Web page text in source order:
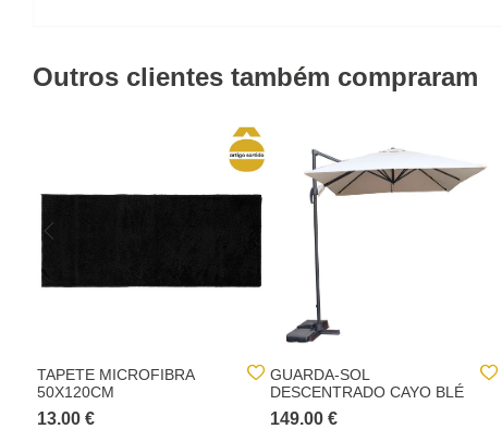
Outros clientes também compraram
TAPETE MICROFIBRA
50X120CM
13.00 €
GUARDA-SOL
DESCENTRADO CAYO BLÉ
149.00 €